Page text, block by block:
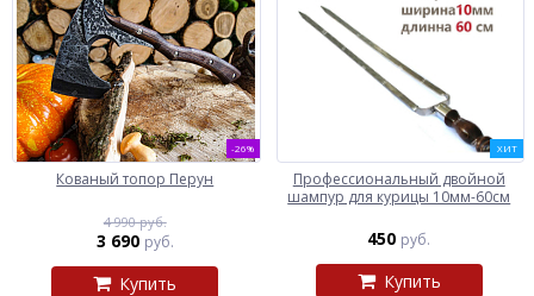
-26%
Кованый топор Перун
4 990 руб.
3 690 руб.
Купить
ХИТ
Профессиональный двойной
шампур для курицы 10мм-60см
450 руб.
Купить